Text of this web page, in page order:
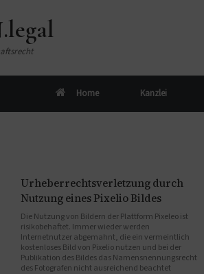
Home Kanzlei
Urheberrechtsverletzung durch
Nutzung eines Pixelio Bildes
Die Nutzung von Bildern der Plattform Pixeleo ist
risikobehaftet. Immer wieder werden
Internetnutzer abgemahnt, die ein vermeintlich
kostenloses Bild von Pixelio nutzen und bei der
Publikation des Bildes das Namensnennungsrecht
des Fotografen nicht ausreichend beachtet